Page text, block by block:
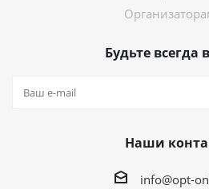
Будьте всегда
Наши
info@opt-